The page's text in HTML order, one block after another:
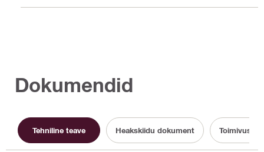
Dokumendid
Tehniline teave Heakskiidu dokument